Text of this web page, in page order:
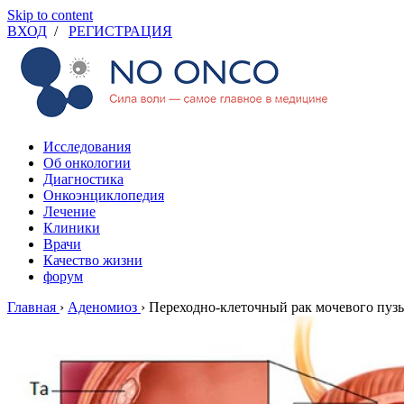
Skip to content
ВХОД / РЕГИСТРАЦИЯ
Исследования
Об онкологии
Диагностика
Онкоэнциклопедия
Лечение
Клиники
Врачи
Качество жизни
форум
Главная › Аденомиоз › Переходно-клеточный рак мочевого